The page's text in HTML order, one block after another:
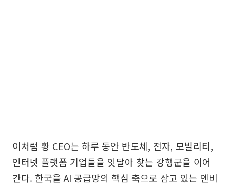
이처럼 황 CEO는 하루 동안 반도체, 전자, 모빌리티,
인터넷 플랫폼 기업들을 잇달아 찾는 강행군을 이어
간다. 한국을 AI 공급망의 핵심 축으로 삼고 있는 엔비